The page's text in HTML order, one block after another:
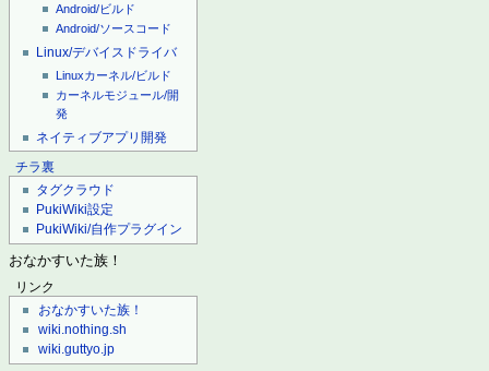
Android/ビルド
Android/ソースコード
Linux/デバイスドライバ
Linuxカーネル/ビルド
カーネルモジュール/開
発
ネイティブアプリ開発
チラ裏
タグクラウド
PukiWiki設定
PukiWiki/自作プラグイン
おなかすいた族！
リンク
おなかすいた族！
wiki.nothing.sh
wiki.guttyo.jp